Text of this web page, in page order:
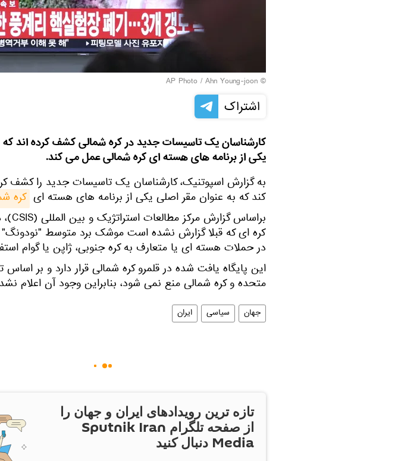
© AP Photo / Ahn Young-joon
اشتراک
کارشناسان یک تاسیسات جدید در کره شمالی کشف کرده اند که
یکی از برنامه های هسته ای کره شمالی عمل می کند.
به گزارش اسپوتنیک، کارشناسان یک تاسیسات جدید را کشف
کند که به عنوان مقر اصلی یکی از برنامه های هسته ای کره
کره ای که قبلا گزارش نشده است موشک برد متوسط "نودونگ"
در حملات هسته ای یا متعارف به کره جنوبی، ژاپن یا گوام
این پایگاه یافت شده در قلمرو کره شمالی قرار دارد و بر اساس
متحده و کره شمالی منع نمی شود، بنابراین وجود آن اعلام
جهان سیاسی ایران
تازه ترین رویدادهای ایران و جهان را
از صفحه تلگرام Sputnik Iran
Media دنبال کنید